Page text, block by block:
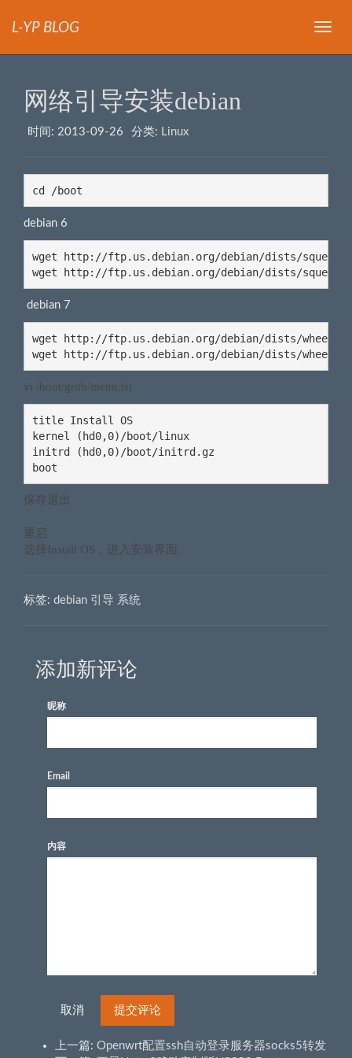
导
L-YP BLOG
网络引导安装debian
时间: 2013-09-26 分类: Linux
cd /boot
debian 6
wget http://ftp.us.debian.org/debian/dists/
wget http://ftp.us.debian.org/debian/dists/
debian 7
wget http://ftp.us.debian.org/debian/dists/
wget http://ftp.us.debian.org/debian/dists/wheezy/
vi /boot/grub/menu.lst
title Install OS
kernel (hd0,0)/boot/linux
initrd (hd0,0)/boot/initrd.gz
boot
保存退出
重启
选择Install OS，进入安装界面.
标签: debian 引导 系统
添加新评论
昵称
Email
内容
取消 提交评论
上一篇: Openwrt配置ssh自动登录服务器socks5转发